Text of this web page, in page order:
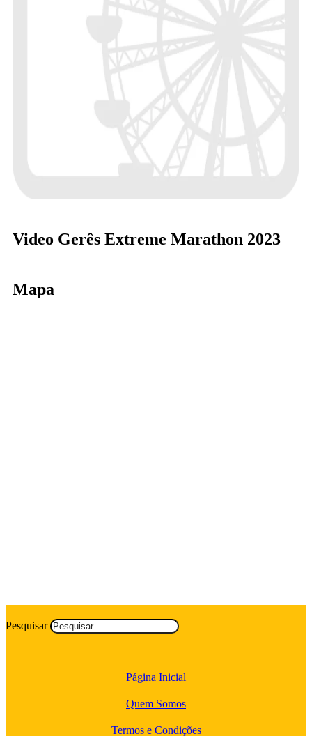
Video Gerês Extreme Marathon 2023
Mapa
Pesquisar
Página Inicial
Quem Somos
Termos e Condições